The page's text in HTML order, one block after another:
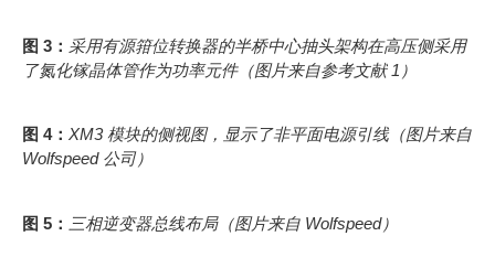
图 3： 采用有源箝位转换器的半桥中心抽头架构在高压侧采用
了氮化镓晶体管作为功率元件（图片来自参考文献 1）
图 4： XM3 模块的侧视图，显示了非平面电源引线（图片来自
Wolfspeed 公司）
图 5： 三相逆变器总线布局（图片来自 Wolfspeed）